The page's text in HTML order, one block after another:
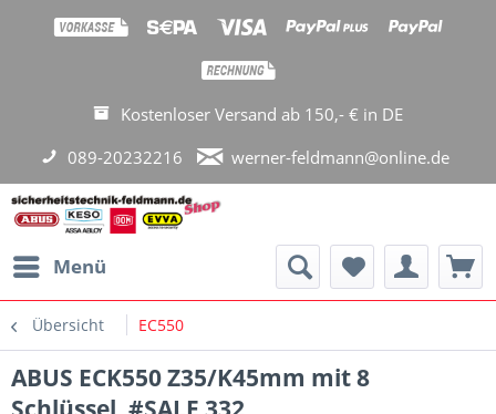
Kostenloser Versand ab 150,- € in DE
089-20232216
werner-feldmann@online.de
Menü
Übersicht EC550
ABUS ECK550 Z35/K45mm mit 8